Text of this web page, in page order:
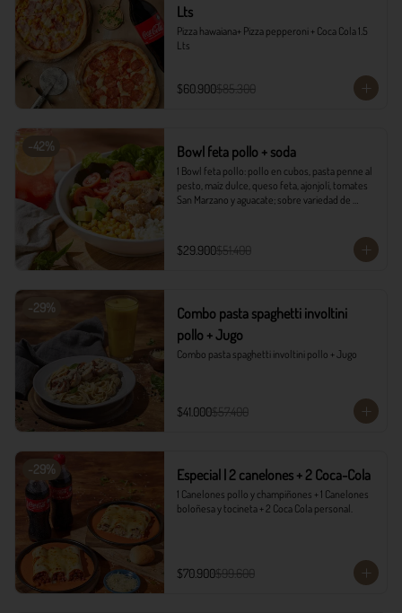
Lts
Pizza hawaiana+ Pizza pepperoni + Coca Cola 1.5
Lts
$60.900$85.300
-42% Bowl feta pollo + soda
1 Bowl feta pollo: pollo en cubos, pasta penne al
pesto, maíz dulce, queso feta, ajonjolí, tomates
San Marzano y aguacate; sobre variedad de
$29.900$51.400
-29%
Combo pasta spaghetti involtini
pollo + Jugo
Combo pasta spaghetti involtini pollo + Jugo
$41.000$57.400
-29% Especial | 2 canelones + 2 Coca-Cola
1 Canelones pollo y champiñones + 1 Canelones
boloñesa y tocineta + 2 Coca Cola personal.
$70.900$99.600